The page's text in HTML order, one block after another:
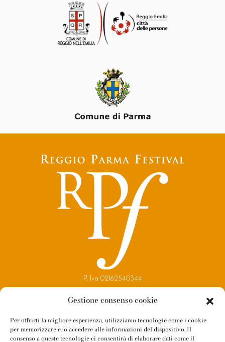
Gestione consenso cookie
Per offrirti la migliore esperienza, utilizziamo tecnologie come i cookie
per memorizzare e/o accedere alle informazioni del dispositivo. Il
consenso a queste tecnologie ci consentirà di elaborare dati come il
P. Iva 02162540344
Reggio Parma Festival
Contatti